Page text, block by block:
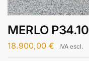
MERLO P34.10
18.900,00 € IVA escl.